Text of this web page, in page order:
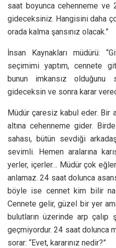
saat boyunca cehenneme ve
gideceksiniz. Hangisini daha
orada kalma şansınız olacak.”
İnsan Kaynakları müdürü:
seçimimi yaptım, cennete
bunun imkansız olduğunu
gideceksin ve sonra karar
Müdür çaresiz kabul eder. Bir
altına cehenneme gider.
sahası, bütün sevdiği
sevimli. Hemen aralarına
yerler, içerler… Müdür çok
anlamaz. 24 saat dolunca
böyle ise cennet kim bilir
Cennete gelir, güzel bir yer
bulutların üzerinde arp çalıp
geçmiyordur. 24 saat dolunca
sorar: “Evet, kararınız nedir?”